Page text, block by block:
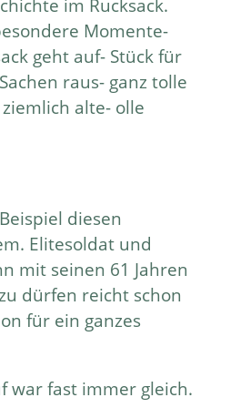
im Rucksack.
Momente-
geht auf- Stück für
raus- ganz tolle
alte- olle
diesen
Elitesoldat und
mit seinen 61 Jahren
dürfen reicht schon
für ein ganzes
war fast immer gleich.